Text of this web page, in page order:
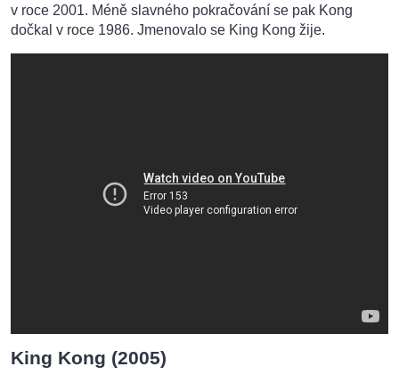
v roce 2001. Méně slavného pokračování se pak Kong
dočkal v roce 1986. Jmenovalo se King Kong žije.
King Kong (2005)